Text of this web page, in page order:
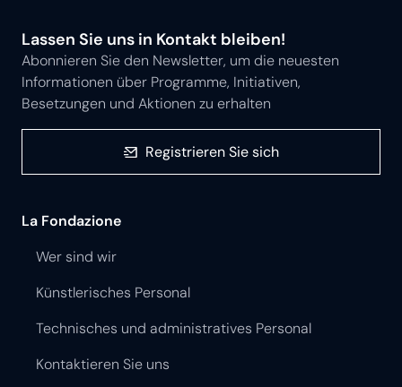
Lassen Sie uns in Kontakt bleiben!
Abonnieren Sie den Newsletter, um die neuesten
Informationen über Programme, Initiativen,
Besetzungen und Aktionen zu erhalten
Registrieren Sie sich
La Fondazione
Wer sind wir
Künstlerisches Personal
Technisches und administratives Personal
Kontaktieren Sie uns